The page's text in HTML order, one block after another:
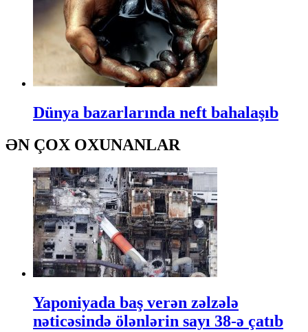
Dünya bazarlarında neft bahalaşıb
ƏN ÇOX OXUNANLAR
Yaponiyada baş verən zəlzələ
nəticəsində ölənlərin sayı 38-ə çatıb